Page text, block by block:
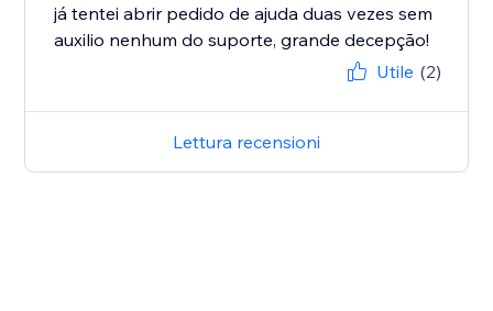
já tentei abrir pedido de ajuda duas vezes sem
auxilio nenhum do suporte, grande decepção!
Utile (2)
Lettura recensioni